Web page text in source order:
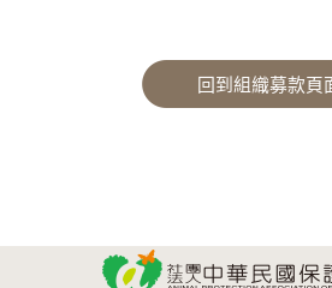
回到組織募款頁